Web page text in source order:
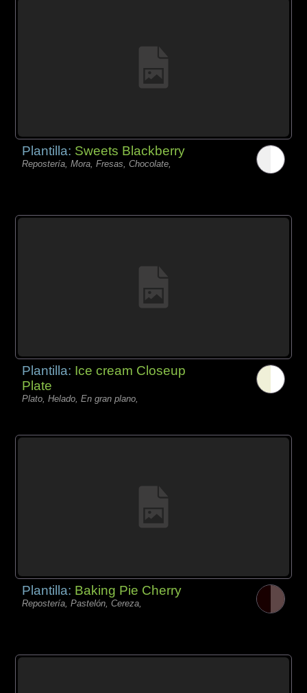
Plantilla: Sweets Blackberry
Repostería, Mora, Fresas, Chocolate,
Plantilla: Ice cream Closeup
Plate
Plato, Helado, En gran plano,
Plantilla: Baking Pie Cherry
Repostería, Pastelón, Cereza,